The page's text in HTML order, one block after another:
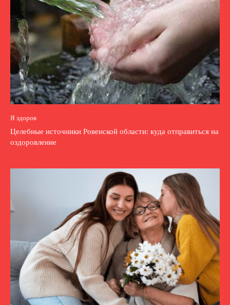
Я здоров
Целебные источники Ровенской области: куда отправиться на
оздоровление